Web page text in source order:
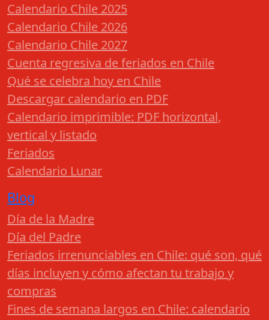
Calendario Chile 2025
Calendario Chile 2026
Calendario Chile 2027
Cuenta regresiva de feriados en Chile
Qué se celebra hoy en Chile
Descargar calendario en PDF
Calendario imprimible: PDF horizontal,
vertical y listado
Feriados
Calendario Lunar
Blog
Día de la Madre
Día del Padre
Feriados irrenunciables en Chile: qué son, qué
días incluyen y cómo afectan tu trabajo y
compras
Fines de semana largos en Chile: calendario